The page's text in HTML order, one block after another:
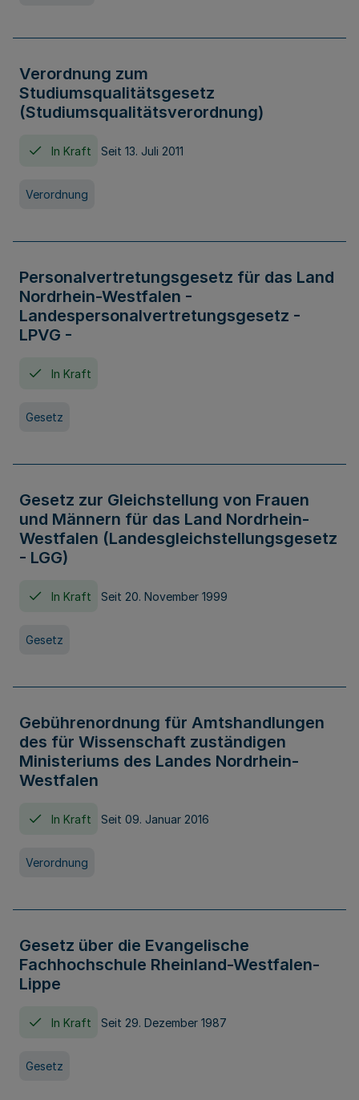
Verordnung zum
Studiumsqualitätsgesetz
(Studiumsqualitätsverordnung)
In Kraft Seit 13. Juli 2011
Verordnung
Personalvertretungsgesetz für das Land
Nordrhein-Westfalen -
Landespersonalvertretungsgesetz -
LPVG -
In Kraft
Gesetz
Gesetz zur Gleichstellung von Frauen
und Männern für das Land Nordrhein-
Westfalen (Landesgleichstellungsgesetz
- LGG)
In Kraft Seit 20. November 1999
Gesetz
Gebührenordnung für Amtshandlungen
des für Wissenschaft zuständigen
Ministeriums des Landes Nordrhein-
Westfalen
In Kraft Seit 09. Januar 2016
Verordnung
Gesetz über die Evangelische
Fachhochschule Rheinland-Westfalen-
Lippe
In Kraft Seit 29. Dezember 1987
Gesetz